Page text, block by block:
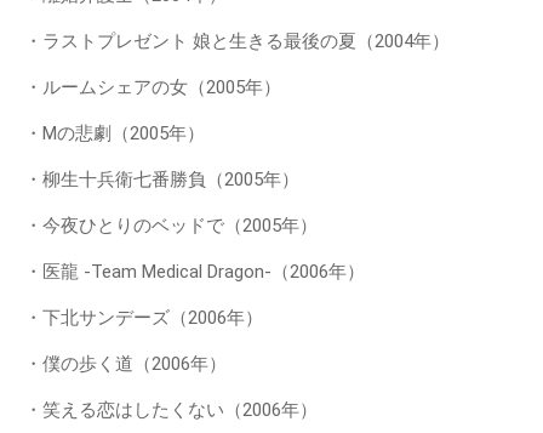
・ラストプレゼント 娘と生きる最後の夏（2004年）
・ルームシェアの女（2005年）
・Mの悲劇（2005年）
・柳生十兵衛七番勝負（2005年）
・今夜ひとりのベッドで（2005年）
・医龍 -Team Medical Dragon-（2006年）
・下北サンデーズ（2006年）
・僕の歩く道（2006年）
・笑える恋はしたくない（2006年）